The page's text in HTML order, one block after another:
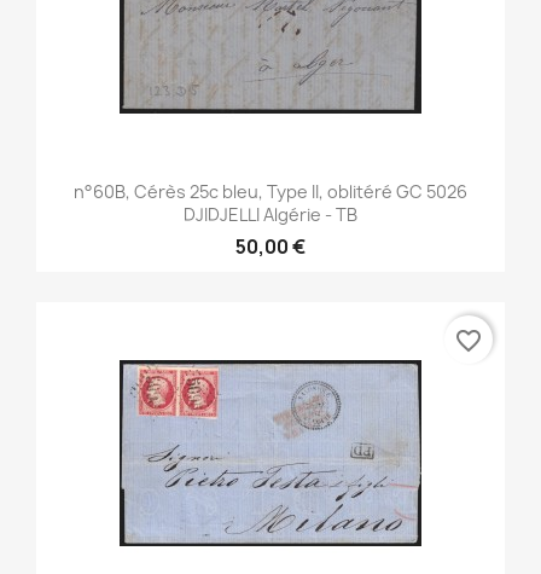
n°60B, Cérès 25c bleu, Type II, oblitéré GC 5026
DJIDJELLI Algérie - TB
50,00 €
favorite_border